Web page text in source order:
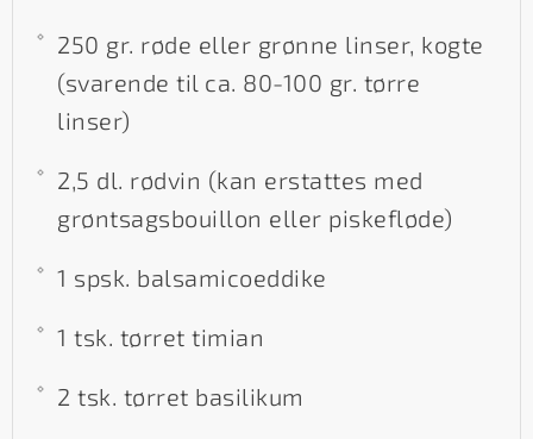
250 gr. røde eller grønne linser, kogte
(svarende til ca. 80-100 gr. tørre
linser)
2,5 dl. rødvin (kan erstattes med
grøntsagsbouillon eller piskefløde)
1 spsk. balsamicoeddike
1 tsk. tørret timian
2 tsk. tørret basilikum